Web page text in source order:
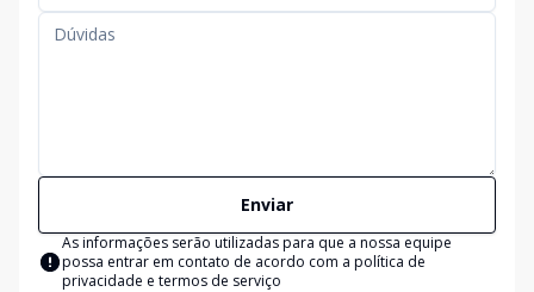
Enviar
As informações serão utilizadas para que a nossa equipe
possa entrar em contato de acordo com a política de
privacidade e termos de serviço